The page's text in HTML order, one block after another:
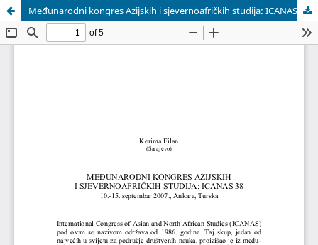
Međunarodni kongres Azijskih i sjevernoafričkih studija: ICANAS 38